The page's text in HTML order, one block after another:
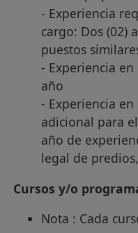
- Experiencia
cargo: Dos (02)
puestos
- Experiencia
año
- Experiencia
adicional para
año de
legal de
Cursos y/o
Nota : Cada